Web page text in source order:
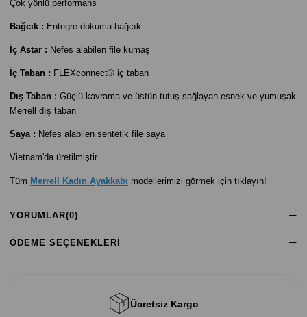
Çok yönlü performans
Bağcık : Entegre dokuma bağcık
İç Astar : Nefes alabilen file kumaş
İç Taban : FLEXconnect® iç taban
Dış Taban : Güçlü kavrama ve üstün tutuş sağlayan esnek ve yumuşak
Merrell dış taban
Saya : Nefes alabilen sentetik file saya
Vietnam'da üretilmiştir.
Tüm Merrell Kadın Ayakkabı modellerimizi görmek için tıklayın!
YORUMLAR(0)
ÖDEME SEÇENEKLERI
Ücretsiz Kargo